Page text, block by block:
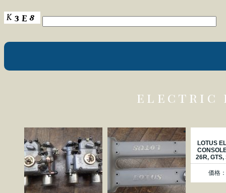
electric
LOTUS
26R,
価格